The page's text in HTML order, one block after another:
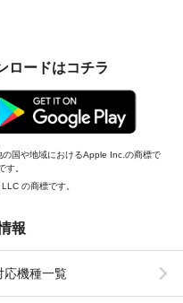
ロードはコチラ
国や地域におけるApple Inc.の商標で
。
の商標です。
報
応機種一覧